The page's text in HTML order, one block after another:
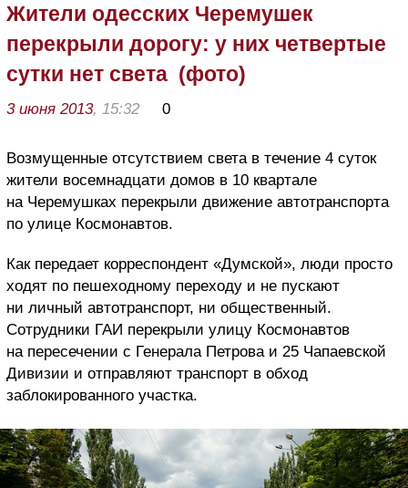
Жители одесских Черемушек
перекрыли дорогу: у них четвертые
сутки нет света (фото)
3 июня 2013, 15:32 0
Возмущенные отсутствием света в течение 4 суток
жители восемнадцати домов в 10 квартале
на Черемушках перекрыли движение автотранспорта
по улице Космонавтов.
Как передает корреспондент «Думской», люди просто
ходят по пешеходному переходу и не пускают
ни личный автотранспорт, ни общественный.
Сотрудники ГАИ перекрыли улицу Космонавтов
на пересечении с Генерала Петрова и 25 Чапаевской
Дивизии и отправляют транспорт в обход
заблокированного участка.